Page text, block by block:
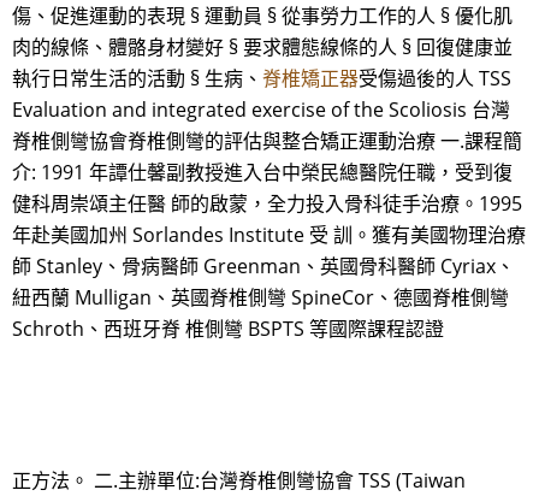
傷、促進運動的表現 § 運動員 § 從事勞力工作的人 § 優化肌
肉的線條、體骼身材變好 § 要求體態線條的人 § 回復健康並
執行日常生活的活動 § 生病、 脊椎矯正器受傷過後的人 TSS
Evaluation and integrated exercise of the Scoliosis 台灣
脊椎側彎協會脊椎側彎的評估與整合矯正運動治療 一.課程簡
介: 1991 年譚仕馨副教授進入台中榮民總醫院任職，受到復
健科周崇頌主任醫 師的啟蒙，全力投入骨科徒手治療。1995
年赴美國加州 Sorlandes Institute 受 訓。獲有美國物理治療
師 Stanley、骨病醫師 Greenman、英國骨科醫師 Cyriax、
紐西蘭 Mulligan、英國脊椎側彎 SpineCor、德國脊椎側彎
Schroth、西班牙脊 椎側彎 BSPTS 等國際課程認證
正方法。 二.主辦單位:台灣脊椎側彎協會 TSS (Taiwan